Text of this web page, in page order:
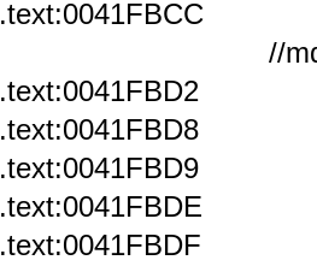
.text:0041FBCC
//mdtm
.text:0041FBD2
.text:0041FBD8
.text:0041FBD9
.text:0041FBDF